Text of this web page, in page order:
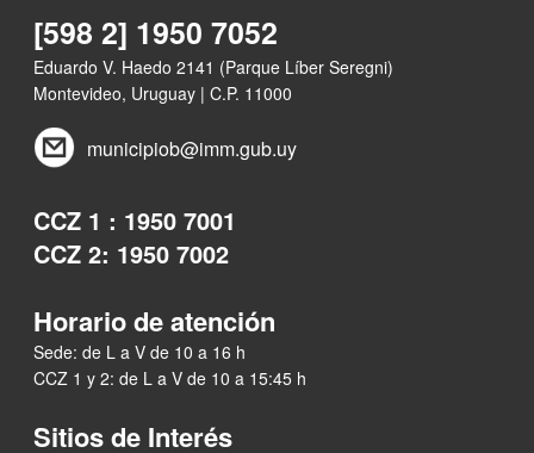
[598 2] 1950 7052
Eduardo V. Haedo 2141 (Parque Líber Seregni)
Montevideo, Uruguay | C.P. 11000
municipiob@imm.gub.uy
CCZ 1 : 1950 7001
CCZ 2: 1950 7002
Horario de atención
Sede: de L a V de 10 a 16 h
CCZ 1 y 2: de L a V de 10 a 15:45 h
Sitios de Interés